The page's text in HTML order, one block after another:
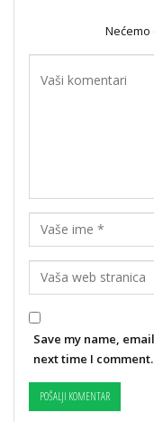
Save my name,
next time I comment.